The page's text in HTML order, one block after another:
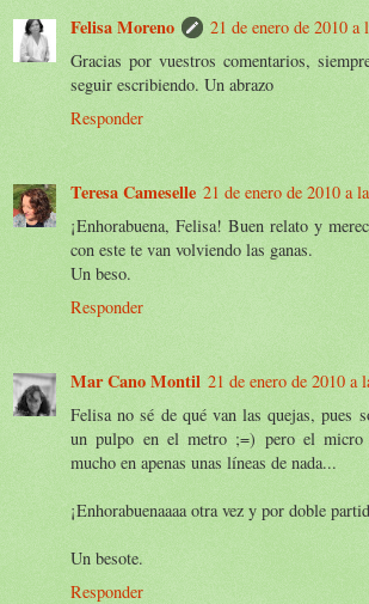
Felisa Moreno
21 de enero de 2010 a
Gracias por vuestros comentarios,
seguir escribiendo. Un abrazo
Responder
Teresa Cameselle 21 de enero de 2010 a
¡Enhorabuena, Felisa! Buen relato y
con este te van volviendo las ganas.
Un beso.
Responder
Mar Cano Montil 21 de enero de 2010 a
Felisa no sé de qué van las quejas, pues
un pulpo en el metro ;=) pero el micro
mucho en apenas unas líneas de nada...
¡Enhorabuenaaaa otra vez y por doble
Un besote.
Responder